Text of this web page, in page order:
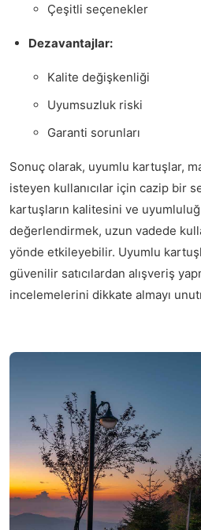
Çeşitli seçenekler
Dezavantajlar:
Kalite değişkenliği
Uyumsuzluk riski
Garanti sorunları
Sonuç olarak, uyumlu kartuşlar,
isteyen kullanıcılar için cazip bir
kartuşların kalitesini ve
değerlendirmek, uzun vadede
yönde etkileyebilir. Uyumlu
güvenilir satıcılardan alışveriş
incelemelerini dikkate almayı